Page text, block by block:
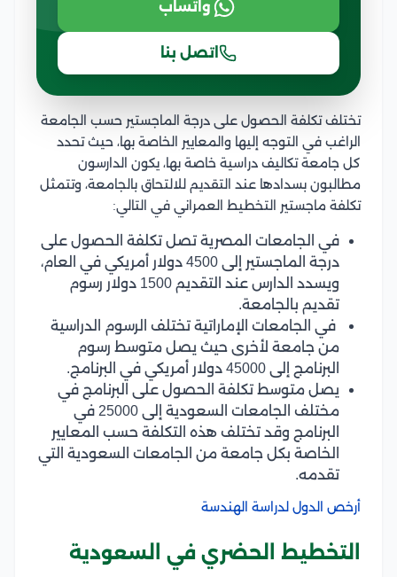
واتساب
اتصل بنا
تختلف تكلفة الحصول على درجة الماجستير حسب الجامعة
الراغب في التوجه إليها والمعايير الخاصة بها، حيث تحدد
كل جامعة تكاليف دراسية خاصة بها، يكون الدارسون
مطالبون بسدادها عند التقديم للالتحاق بالجامعة، وتتمثل
تكلفة ماجستير التخطيط العمراني في التالي:
في الجامعات المصرية تصل تكلفة الحصول على
درجة الماجستير إلى 4500 دولار أمريكي في العام،
ويسدد الدارس عند التقديم 1500 دولار رسوم
تقديم بالجامعة.
في الجامعات الإماراتية تختلف الرسوم الدراسية
من جامعة لأخرى حيث يصل متوسط رسوم
البرنامج إلى 45000 دولار أمريكي في البرنامج.
يصل متوسط تكلفة الحصول على البرنامج في
مختلف الجامعات السعودية إلى 25000 في
البرنامج وقد تختلف هذه التكلفة حسب المعايير
الخاصة بكل جامعة من الجامعات السعودية التي
تقدمه.
أرخص الدول لدراسة الهندسة
التخطيط الحضري في السعودية